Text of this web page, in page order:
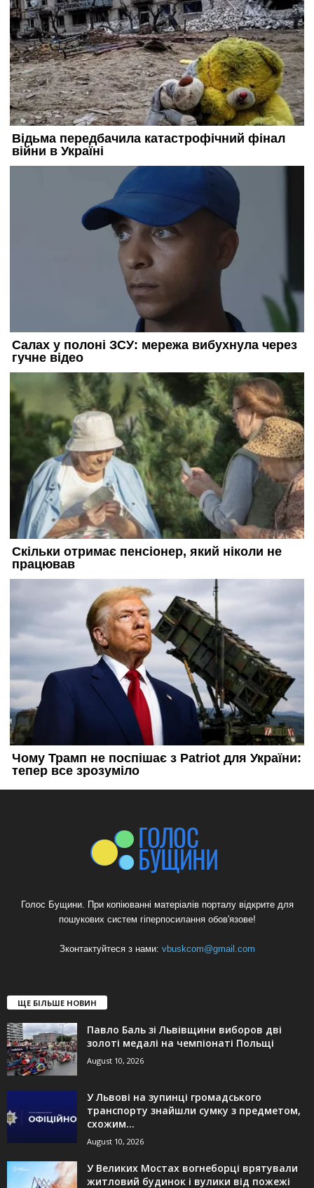
Голос Бущини. При копіюванні матеріалів порталу відкрите для
пошукових систем гіперпосилання обов'язове!
Зконтактуйтеся з нами: vbuskcom@gmail.com
ЩЕ БІЛЬШЕ НОВИН
Павло Баль зі Львівщини виборов дві
золоті медалі на чемпіонаті Польщі
August 10, 2026
У Львові на зупинці громадського
транспорту знайшли сумку з предметом,
схожим...
August 10, 2026
У Великих Мостах вогнеборці врятували
житловий будинок і вулики від пожежі